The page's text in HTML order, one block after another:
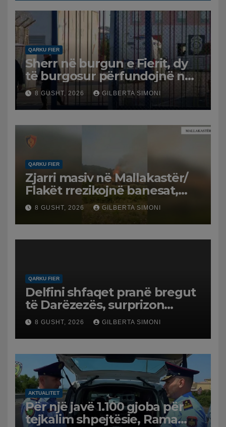
QARKU FIER
Sherr në burgun e Fierit, dy
të burgosur përfundojnë në
spital
8 GUSHT, 2026 GILBERTA SIMONI
QARKU FIER
Zjarri masiv në Mallakastër/
Flakët rrezikojnë banesat,
Policia evakuon disa familje
në Koilac
8 GUSHT, 2026 GILBERTA SIMONI
QARKU FIER
Delfini shfaqet pranë bregut
të Darëzezës, surprizon
pushuesit dhe banorët
8 GUSHT, 2026 GILBERTA SIMONI
AKTUALITET
Për një javë 1.100 gjoba për
tejkalim shpejtësie, Rama